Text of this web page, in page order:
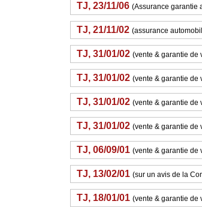
TJ, 23/11/06 (Assurance garantie
TJ, 21/11/02 (assurance
TJ, 31/01/02 (vente & garantie de
TJ, 31/01/02 (vente & garantie de
TJ, 31/01/02 (vente & garantie de
TJ, 31/01/02 (vente & garantie de
TJ, 06/09/01 (vente & garantie de
TJ, 13/02/01 (sur un avis de la
TJ, 18/01/01 (vente & garantie de